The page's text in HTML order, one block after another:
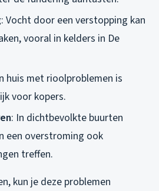
: Vocht door een verstopping kan
vooral in kelders in De
huis met rioolproblemen is
voor kopers.
: In dichtbevolkte buurten
een overstroming ook
treffen.
kun je deze problemen